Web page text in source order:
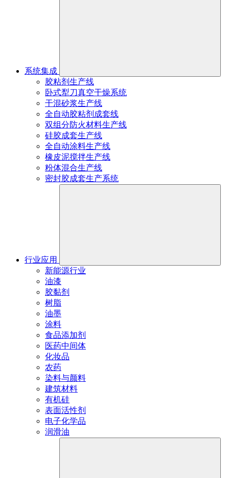
系统集成
胶粘剂生产线
卧式犁刀真空干燥系统
干混砂浆生产线
全自动胶粘剂成套线
双组分防火材料生产线
硅胶成套生产线
全自动涂料生产线
橡皮泥搅拌生产线
粉体混合生产线
密封胶成套生产系统
行业应用
新能源行业
油漆
胶黏剂
树脂
油墨
涂料
食品添加剂
医药中间体
化妆品
农药
染料与颜料
建筑材料
有机硅
表面活性剂
电子化学品
润滑油